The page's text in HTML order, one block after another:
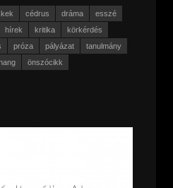
cédrus dráma
esszé
hírek kritika
körkérdés
próza pályázat
tanulmány
önszócikk